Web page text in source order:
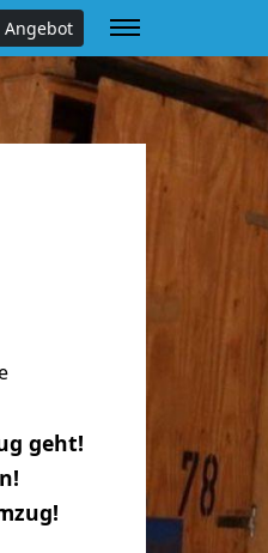
Angebot
geht!